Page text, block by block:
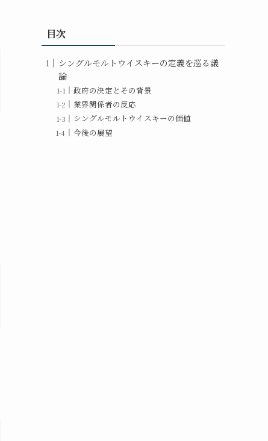
目次
シングルモルトウイスキーの定義を巡る議
論
政府の決定とその背景
業界関係者の反応
シングルモルトウイスキーの価値
今後の展望